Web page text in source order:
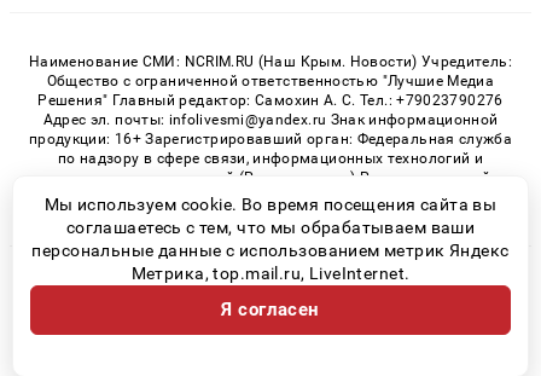
Наименование СМИ: NCRIM.RU (Наш Крым. Новости) Учредитель:
Общество с ограниченной ответственностью "Лучшие Медиа
Решения" Главный редактор: Самохин А. С. Тел.: +79023790276
Адрес эл. почты: infolivesmi@yandex.ru Знак информационной
продукции: 16+ Зарегистрировавший орган: Федеральная служба
по надзору в сфере связи, информационных технологий и
массовых коммуникаций (Роскомнадзор) Регистрационный
номер СМИ ЭЛ № ФС 77 - 81150 от 02.06.2021
© 2026 «nCrim.ru» | Все права защищены
Возрастная категория сайта 16+
Политика конфиденциальности
Мы используем cookie. Во время посещения сайта вы
соглашаетесь с тем, что мы обрабатываем ваши
персональные данные с использованием метрик Яндекс
Метрика, top.mail.ru, LiveInternet.
Я согласен